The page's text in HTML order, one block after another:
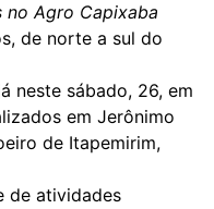
no Agro Capixaba
de norte a sul do
neste sábado, 26, em
em Jerônimo
de Itapemirim,
de atividades